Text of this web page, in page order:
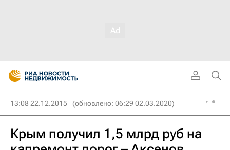
13:08 22.12.2015 (обновлено: 06:29 02.03.2020)
Крым получил 1,5 млрд руб на